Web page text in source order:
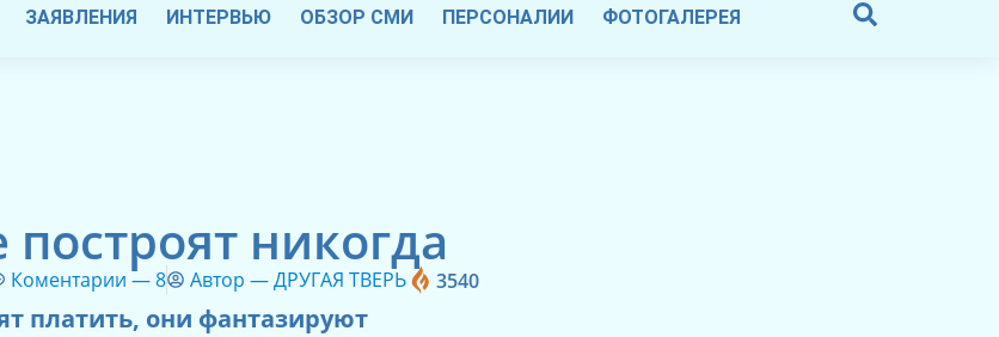
ЗАЯВЛЕНИЯ ИНТЕРВЬЮ ОБЗОР СМИ ПЕРСОНАЛИИ ФОТОГАЛЕРЕЯ
никогда
Коментарии —8 Автор —ДРУГАЯ ТВЕРЬ 3540
платить, они фантазируют